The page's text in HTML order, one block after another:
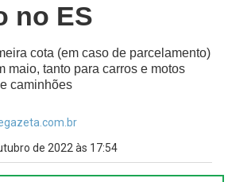
no ES
cota (em caso de parcelamento)
maio, tanto para carros e motos
caminhões
de 2022 às 17:54